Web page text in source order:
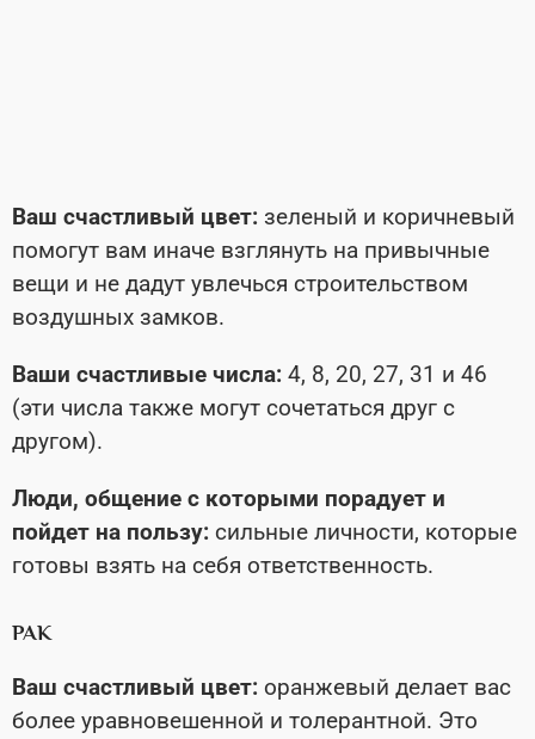
Ваш счастливый цвет: зеленый и коричневый
помогут вам иначе взглянуть на привычные
вещи и не дадут увлечься строительством
воздушных замков.
Ваши счастливые числа: 4, 8, 20, 27, 31 и 46
(эти числа также могут сочетаться друг с
другом).
Люди, общение с которыми порадует и
пойдет на пользу: сильные личности, которые
готовы взять на себя ответственность.
РАК
Ваш счастливый цвет: оранжевый делает вас
более уравновешенной и толерантной. Это